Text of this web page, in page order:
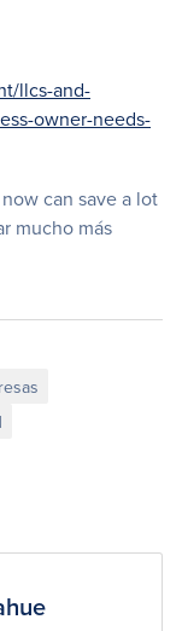
llcs-and-
owner-needs-
can save a lot
mucho más